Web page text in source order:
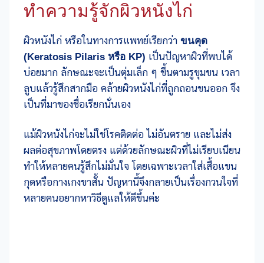
ทำความรู้จักผิวหนังไก่
ผิวหนังไก่ หรือในทางการแพทย์เรียกว่า ขนคุด
(Keratosis Pilaris หรือ KP) เป็นปัญหาผิวที่พบได้
บ่อยมาก ลักษณะจะเป็นตุ่มเล็ก ๆ ขึ้นตามรูขุมขน เวลา
ลูบแล้วรู้สึกสากมือ คล้ายผิวหนังไก่ที่ถูกถอนขนออก จึง
เป็นที่มาของชื่อเรียกนั่นเอง
แม้ผิวหนังไก่จะไม่ใช่โรคติดต่อ ไม่อันตราย และไม่ส่ง
ผลต่อสุขภาพโดยตรง แต่ด้วยลักษณะผิวที่ไม่เรียบเนียน
ทำให้หลายคนรู้สึกไม่มั่นใจ โดยเฉพาะเวลาใส่เสื้อแขน
กุดหรือกางเกงขาสั้น ปัญหานี้จึงกลายเป็นเรื่องกวนใจที่
หลายคนอยากหาวิธีดูแลให้ดีขึ้นค่ะ